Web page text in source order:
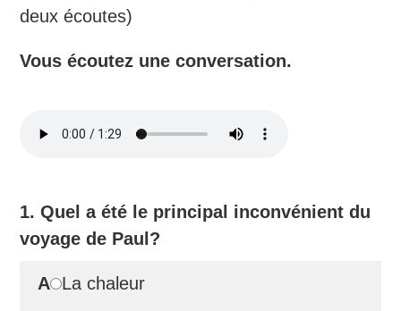
deux écoutes)
Vous écoutez une conversation.
1. Quel a été le principal inconvénient du
voyage de Paul?
A La chaleur